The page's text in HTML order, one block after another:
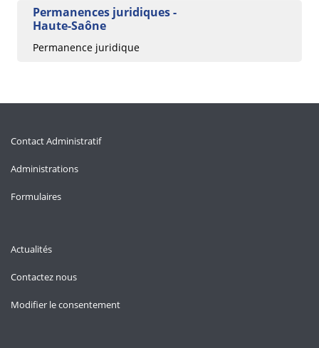
Permanences juridiques -
Haute-Saône
Permanence juridique
Contact Administratif
Administrations
Formulaires
Actualités
Contactez nous
Modifier le consentement